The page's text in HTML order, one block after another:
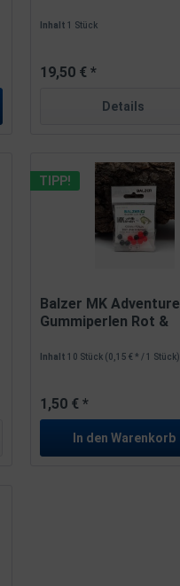
Inhalt1 Stück
19,50 € *
Details
TIPP!
Balzer MK Adventure
Gummiperlen Rot &
Inhalt10 Stück (0,15 € * / 1 Stück)
1,50 € *
In den Warenkorb